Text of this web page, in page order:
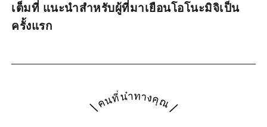
เต็มที่ แนะนำสำหรับผู้ที่มาเยือนโอโนะมิจิเป็น
ครั้งแรก